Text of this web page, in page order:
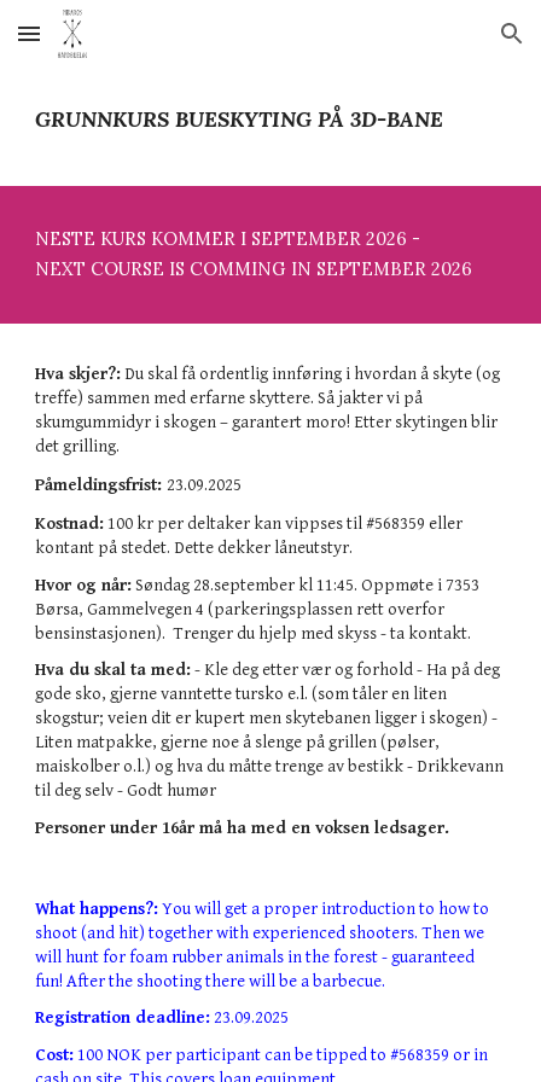
Skip to main content Skip to navigation
GRUNNKURS BUESKYTING PÅ 3D-BANE
NESTE KURS KOMMER I SEPTEMBER 2026 -
NEXT COURSE IS COMMING IN SEPTEMBER 2026
Hva skjer?: Du skal få ordentlig innføring i hvordan å skyte (og
treffe) sammen med erfarne skyttere. Så jakter vi på
skumgummidyr i skogen – garantert moro! Etter skytingen blir
det grilling.
Påmeldingsfrist: 23.09.2025
Kostnad: 100 kr per deltaker kan vippses til #568359 eller
kontant på stedet. Dette dekker låneutstyr.
Hvor og når:Søndag 28.september kl 11:45.Oppmøte i 7353
Børsa, Gammelvegen 4 (parkeringsplassen rett overfor
bensinstasjonen). Trenger du hjelp med skyss - ta kontakt.
Hva du skal ta med:- Kle deg etter vær og forhold - Ha på deg
gode sko, gjerne vanntette tursko e.l. (som tåler en liten
skogstur; veien dit er kupert men skytebanen ligger i skogen) -
Liten matpakke, gjerne noe å slenge på grillen (pølser,
maiskolber o.l.) og hva du måtte trenge av bestikk - Drikkevann
til deg selv - Godt humør
Personer under 16år må ha med en voksen ledsager.
What happens?:You will get a proper introduction to how to
shoot (and hit) together with experienced shooters. Then we
will hunt for foam rubber animals in the forest - guaranteed
fun! After the shooting there will be a barbecue.
Registration deadline: 23.09.2025
Cost: 100 NOK per participant can be tipped to #568359 or in